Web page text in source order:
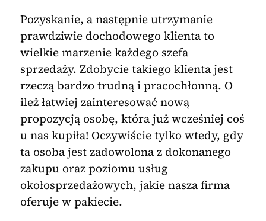
Pozyskanie, a następnie utrzymanie
prawdziwie dochodowego klienta to
wielkie marzenie każdego szefa
sprzedaży. Zdobycie takiego klienta jest
rzeczą bardzo trudną i pracochłonną. O
ileż łatwiej zainteresować nową
propozycją osobę, która już wcześniej coś
u nas kupiła! Oczywiście tylko wtedy, gdy
ta osoba jest zadowolona z dokonanego
zakupu oraz poziomu usług
okołosprzedażowych, jakie nasza firma
oferuje w pakiecie.